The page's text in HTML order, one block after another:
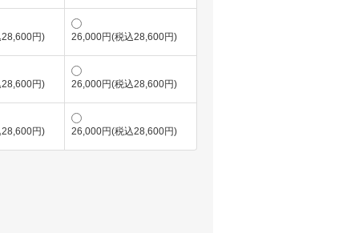
円) 26,000円(税込28,600円)
円) 26,000円(税込28,600円)
円) 26,000円(税込28,600円)